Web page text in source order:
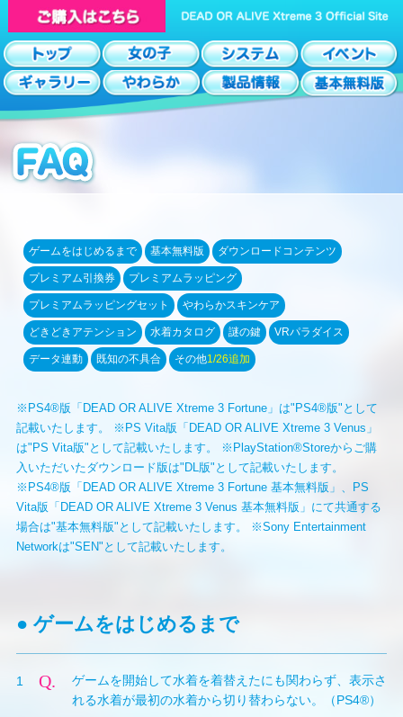
ゲームをはじめるまで 基本無料版 ダウンロードコンテンツ
プレミアム引換券 プレミアムラッピング
プレミアムラッピングセット やわらかスキンケア
どきどきアテンション 水着カタログ 謎の鍵 VRパラダイス
データ連動 既知の不具合 その他1/26追加
※PS4®版「DEAD OR ALIVE Xtreme 3 Fortune」は"PS4®版"として
記載いたします。
※PS Vita版「DEAD OR ALIVE Xtreme 3 Venus」
は"PS Vita版"として記載いたします。
※PlayStation®Storeからご購
入いただいたダウンロード版は"DL版"として記載いたします。
※PS4®版「DEAD OR ALIVE Xtreme 3 Fortune 基本無料版」、PS
Vita版「DEAD OR ALIVE Xtreme 3 Venus 基本無料版」にて共通する
場合は"基本無料版"として記載いたします。
※Sony Entertainment
Networkは"SEN"として記載いたします。
● ゲームをはじめるまで
1 Q.
ゲームを開始して水着を着替えたにも関わらず、表示さ
れる水着が最初の水着から切り替わらない。（PS4®）